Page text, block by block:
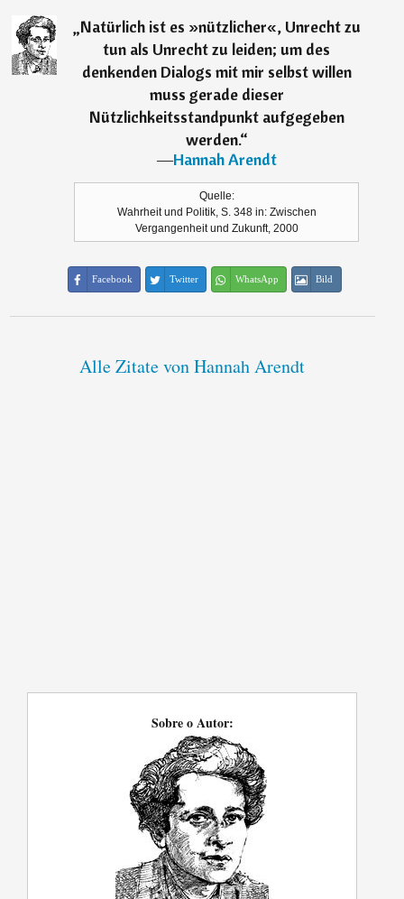
„Natürlich ist es »nützlicher«, Unrecht zu
tun als Unrecht zu leiden; um des
denkenden Dialogs mit mir selbst willen
muss gerade dieser
Nützlichkeitsstandpunkt aufgegeben
werden.“
―Hannah Arendt
Quelle:
Wahrheit und Politik, S. 348 in: Zwischen
Vergangenheit und Zukunft, 2000
Facebook Twitter WhatsApp Bild
Alle Zitate von Hannah Arendt
Sobre o Autor: